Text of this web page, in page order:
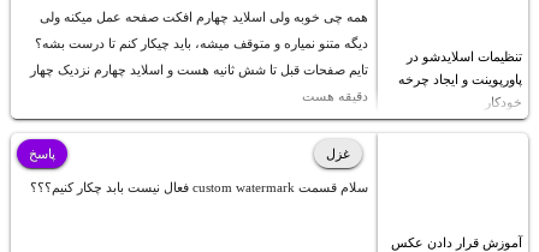
تنظیمات اسلایدشو در
پاورپوینت و ایجاد چرخه
خودکار
همه چی خوبه ولی اسلاید چهارم افکت صفحه عمل میکنه ولی
دیگه متنو نمیاره و متوقف میشه، باید چیکار کنم تا درست بشه؟
تایم صفحات قبل تا شش ثانیه هست و اسلاید چهارم نزدیک چهار
دقیقه هست
آموزش قرار دادن عکس
غزل
سلام قسمت custom watermark فعال نیست بابد چکار کنیم؟؟؟
پاسخ